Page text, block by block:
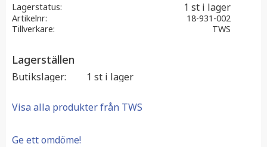
Lagerstatus 1 st i lager
Artikelnr
18-931-002
Tillverkare
TWS
Lagerställen
Butikslager 1 st i lager
Visa alla produkter från TWS
Ge ett omdöme!